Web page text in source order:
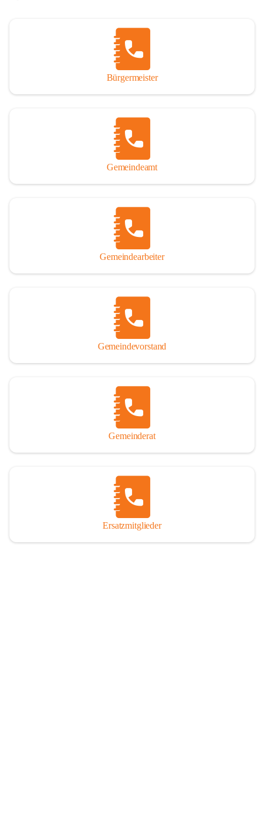
gedankt werden, die durch ihre Erinnerungen, Informationen und
durch das Überlassen von Fotos und Dokumenten zum Gesamtbild
dieses Buches wesentlich beigetragen haben.
Der Zeitdruck war enorm, um das Werk auch zeitgerecht für das
Jubiläumsjahr abschließen zu können. Daher mag um Nachsicht
Ausführlichkeit behandelt erscheinen, oder auch der eine oder
andere Fehler unterlief. Die Autoren haben nach ihren
individuellen Möglichkeiten mit bestem Wissen und Gewissen
Andreas Rohatsch wurde auf das System der Fußnoten verzichtet.
Wo eine genaue Quellenangabe sinnvoll und notwendig erschien,
sind die entsprechenden Quellenhinweise in den fließenden Text
eingearbeitet. Der leichteren Lesbarkeit halber ist auch von einer
streng gendergerechten Ausdrucksform Abstand genommen
So darf ich Sie zu einer interessanten, vergnüglichen und
manchmal auch nachdenklich machenden Zeitreise durch die
Jahrhunderte, ja Jahrtausende alte Geschichte von der Steinzeit
einladen.
Bürgermeister
Gemeindeamt
Gemeindearbeiter
Gemeindevorstand
Gemeinderat
Ersatzmitglieder